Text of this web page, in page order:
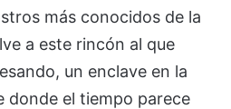
más conocidos de la
a este rincón al que
un enclave en la
donde el tiempo parece